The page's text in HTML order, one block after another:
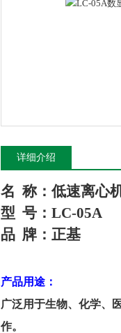
详细介绍
名 称：低速离心
型 号： LC-05A
品 牌 ： 正基
产品用途：
广泛用于生物、化学、
作。